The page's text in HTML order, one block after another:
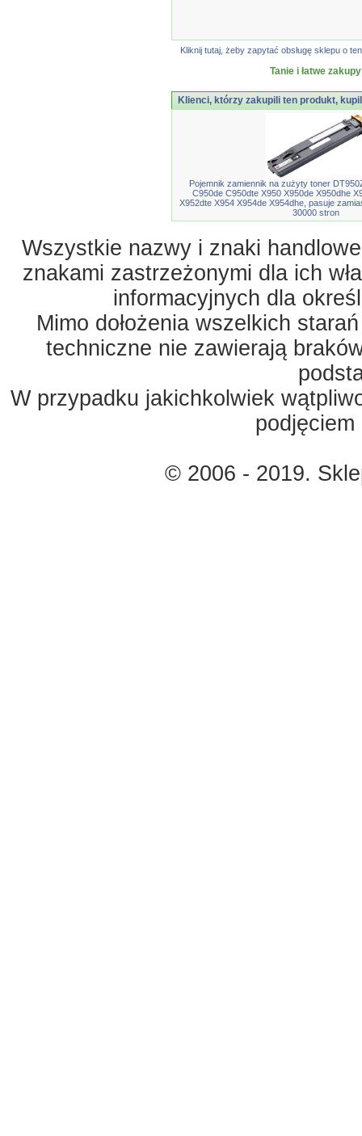
Kliknij tutaj, żeby zapytać obsługę sklepu o
Tanie i łatwe
Klienci, którzy zakupili ten produkt,
Pojemnik zamiennik na zużyty toner
C950de C950dte X950 X950de X950dhe
X952dte X954 X954de X954dhe, pasuje
30000 stron
Wszystkie nazwy i znaki
znakami zastrzeżonymi dla ich
informacyjnych dla
Mimo dołożenia wszelkich
techniczne nie zawierają
W przypadku jakichkolwiek
© 2006 - 2019.